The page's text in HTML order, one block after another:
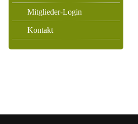
Mitglieder-Login
Kontakt